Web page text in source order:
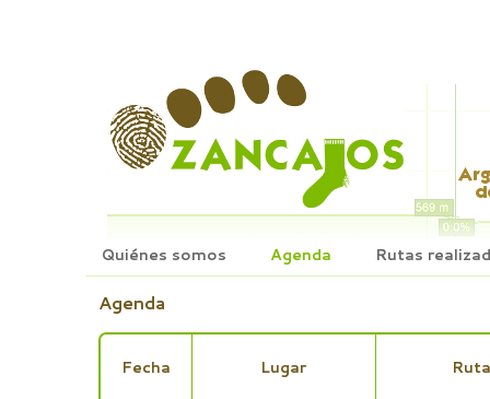
Quiénes somos Agenda Rutas
Agenda
Fecha Lugar Ruta